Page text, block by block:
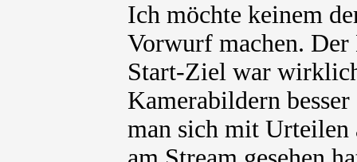
Ich möchte keinem
Vorwurf machen. Der
Start-Ziel war
Kamerabildern
man sich mit Urteilen